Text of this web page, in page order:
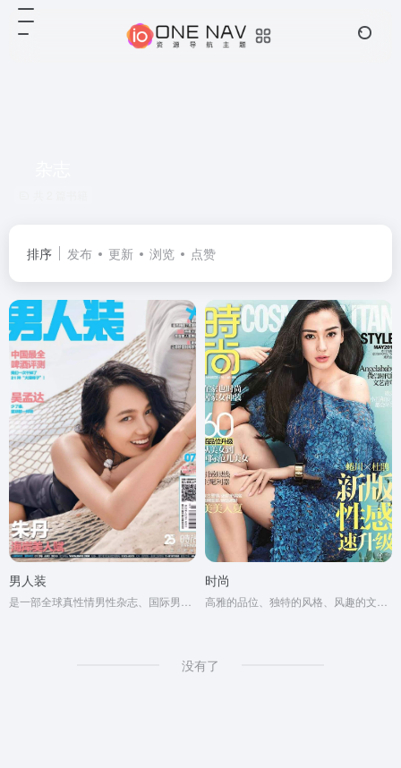
排序 发布 更新 浏览 点赞
男人装 时尚
没有了